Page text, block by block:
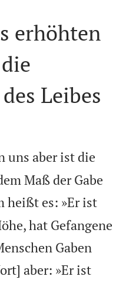
erhöhten
Leibes
uns aber ist die
Maß der Gabe
heißt es: »Er ist
hat Gefangene
Gaben
aber: »Er ist